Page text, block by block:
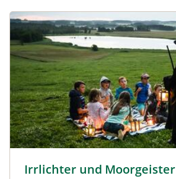
Irrlichter und Moorgeister